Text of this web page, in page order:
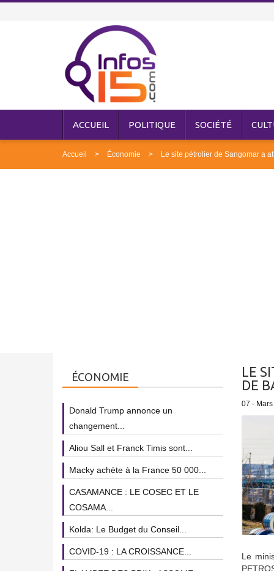
ACCUEIL POLITIQUE SOCIÉTÉ
Accueil Économie Le site pétrolier de Sangomar a
LE
DE
07 -
Le
ÉCONOMIE
Donald Trump annonce un
changement...
Aliou Sall et Franck Timis sont...
Macky achète à la France 50 000...
CASAMANCE : LE COSEC ET LE
COSAMA...
Kolda: Le Budget du Conseil...
COVID-19 : LA CROISSANCE...